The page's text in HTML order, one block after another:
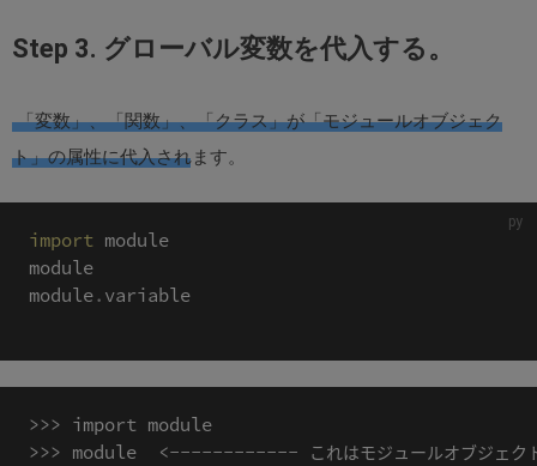
Step 3. グローバル変数を代入する。
「変数」、「関数」、「クラス」が「モジュールオブジェク
ト」の属性に代入されます。
import module
module
module. variable
>>> import module
>>> module  <------------ これはモジュールオブジェク